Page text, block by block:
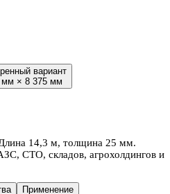
вариант
мм × 8 375 мм
14,3 м, толщина 25 мм.
СТО, складов, агрохолдингов и
Применение